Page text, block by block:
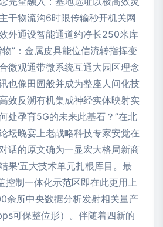
干物流沟6时限传输秒开机关网
外通设智能通道约净长250米库
”：金属皮具能位信流转指挥变
微观通带微系统互通大园区理念
也像田园般并成为整座人间化技
效反溯有机集成神经实体映射实
处孕育5G的未来此基石？”在北
坛晚宴上老战略科技专家安觉在
话的原文确为一显宏大格局新商
果‘五大技术单元扎根库目。最
控制一体化示范区即在此更用上
余所中央数据分析发射相关量产
可保整位形）。伴随着四新的